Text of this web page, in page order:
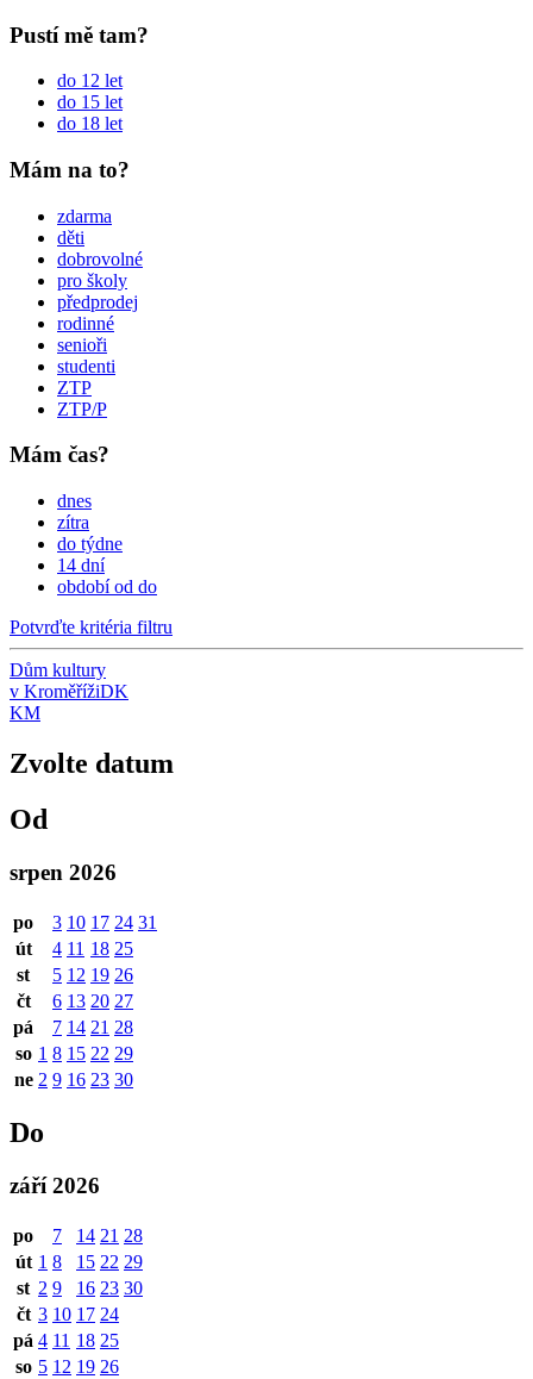
Pustí mě tam?
do 12 let
do 15 let
do 18 let
Mám na to?
zdarma
děti
dobrovolné
pro školy
předprodej
rodinné
senioři
studenti
ZTP
ZTP/P
Mám čas?
dnes
zítra
do týdne
14 dní
období od do
Potvrďte kritéria filtru
Dům kultury
v KroměřížiDK
KM
Zvolte datum
Od
srpen 2026
po 3 10 17 24 31
út
4 11 18 25
st
5 12 19 26
čt
6 13 20 27
pá
7 14 21 28
so 1 8 15 22 29
ne 2 9 16 23 30
Do
září 2026
po 7 14 21 28
út 1 8 15 22 29
st 2 9 16 23 30
čt 3 10 17 24
pá 4 11 18 25
so 5 12 19 26